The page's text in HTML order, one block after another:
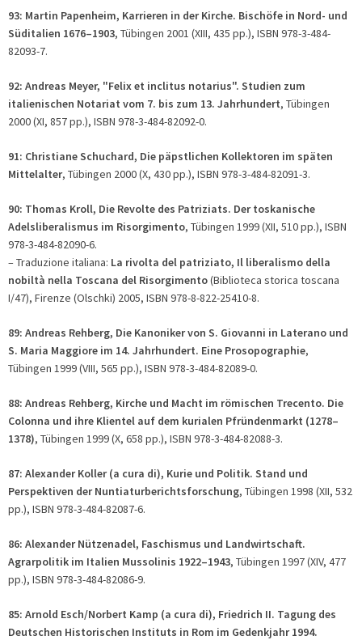
93: Martin Papenheim, Karrieren in der Kirche. Bischöfe in Nord- und
Süditalien 1676–1903, Tübingen 2001 (XIII, 435 pp.), ISBN 978-3-484-
82093-7.
92: Andreas Meyer, "Felix et inclitus notarius". Studien zum
italienischen Notariat vom 7. bis zum 13. Jahrhundert, Tübingen
2000 (XI, 857 pp.), ISBN 978-3-484-82092-0.
91: Christiane Schuchard, Die päpstlichen Kollektoren im späten
Mittelalter, Tübingen 2000 (X, 430 pp.), ISBN 978-3-484-82091-3.
90: Thomas Kroll, Die Revolte des Patriziats. Der toskanische
Adelsliberalismus im Risorgimento, Tübingen 1999 (XII, 510 pp.), ISBN
978-3-484-82090-6.
– Traduzione italiana: La rivolta del patriziato, Il liberalismo della
nobiltà nella Toscana del Risorgimento(Biblioteca storica toscana
I/47), Firenze (Olschki) 2005, ISBN 978-8-822-25410-8.
89: Andreas Rehberg, Die Kanoniker von S. Giovanni in Laterano und
S. Maria Maggiore im 14. Jahrhundert. Eine Prosopographie,
Tübingen 1999 (VIII, 565 pp.), ISBN 978-3-484-82089-0.
88: Andreas Rehberg, Kirche und Macht im römischen Trecento. Die
Colonna und ihre Klientel auf dem kurialen Pfründenmarkt (1278–
1378), Tübingen 1999 (X, 658 pp.), ISBN 978-3-484-82088-3.
87: Alexander Koller (a cura di), Kurie und Politik. Stand und
Perspektiven der Nuntiaturberichtsforschung, Tübingen 1998 (XII, 532
pp.), ISBN 978-3-484-82087-6.
86: Alexander Nützenadel, Faschismus und Landwirtschaft.
Agrarpolitik im Italien Mussolinis 1922–1943, Tübingen 1997 (XIV, 477
pp.), ISBN 978-3-484-82086-9.
85: Arnold Esch/Norbert Kamp (a cura di), Friedrich II. Tagung des
Deutschen Historischen Instituts in Rom im Gedenkjahr 1994.